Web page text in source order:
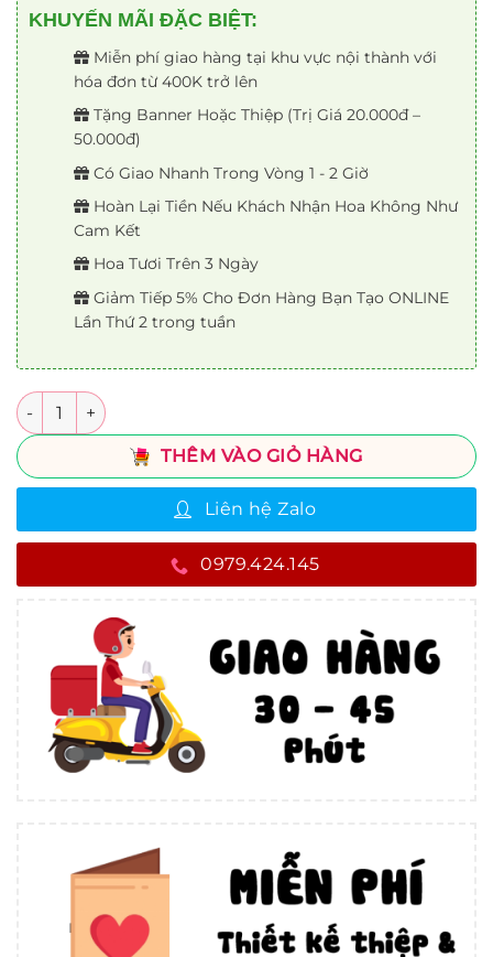
KHUYẾN MÃI ĐẶC BIỆT:
Miễn phí giao hàng tại khu vực nội thành với
hóa đơn từ 400K trở lên
Tặng Banner Hoặc Thiệp (Trị Giá 20.000đ –
50.000đ)
Có Giao Nhanh Trong Vòng 1 - 2 Giờ
Hoàn Lại Tiền Nếu Khách Nhận Hoa Không Như
Cam Kết
Hoa Tươi Trên 3 Ngày
Giảm Tiếp 5% Cho Đơn Hàng Bạn Tạo ONLINE
Lần Thứ 2 trong tuần
Số lượng
THÊM VÀO GIỎ HÀNG
Liên hệ Zalo
0979.424.145